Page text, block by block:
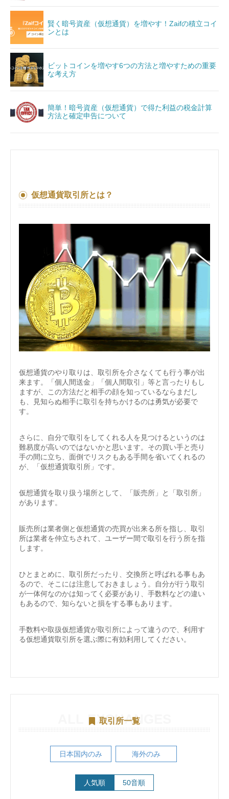
賢く暗号資産（仮想通貨）を増やす！Zaifの積立コイ
ンとは
ビットコインを増やす6つの方法と増やすための重要
な考え方
簡単！暗号資産（仮想通貨）で得た利益の税金計算
方法と確定申告について
仮想通貨取引所とは？
仮想通貨のやり取りは、取引所を介さなくても行う事が出
来ます。「個人間送金」「個人間取引」等と言ったりもし
ますが、この方法だと相手の顔を知っているならまだし
も、見知らぬ相手に取引を持ちかけるのは勇気が必要で
す。
さらに、自分で取引をしてくれる人を見つけるというのは
難易度が高いのではないかと思います。その買い手と売り
手の間に立ち、面倒でリスクもある手間を省いてくれるの
が、「仮想通貨取引所」です。
仮想通貨を取り扱う場所として、「販売所」と「取引所」
があります。
販売所は業者側と仮想通貨の売買が出来る所を指し、取引
所は業者を仲立ちされて、ユーザー間で取引を行う所を指
します。
ひとまとめに、取引所だったり、交換所と呼ばれる事もあ
るので、そこには注意しておきましょう。自分が行う取引
が一体何なのかは知ってく必要があり、手数料などの違い
もあるので、知らないと損をする事もあります。
手数料や取扱仮想通貨が取引所によって違うので、利用す
る仮想通貨取引所を選ぶ際に有効利用してください。
取引所一覧
日本国内のみ 海外のみ
人気順 50音順